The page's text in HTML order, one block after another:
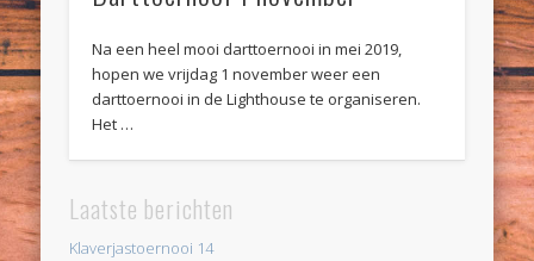
Na een heel mooi darttoernooi in mei 2019,
hopen we vrijdag 1 november weer een
darttoernooi in de Lighthouse te organiseren.
Het …
Laatste berichten
Klaverjastoernooi 14